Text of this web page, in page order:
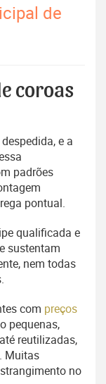
de
coroas
e a
padrões
pontual.
qualificada e
sustentam
nem todas
com preços
pequenas,
reutilizadas,
Muitas
no